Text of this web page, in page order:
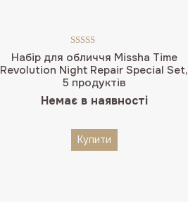
Набір для обличчя Missha Time
Revolution Night Repair Special Set,
5 продуктів
Оцінено в
4.50з 5
Немає в наявності
Купити